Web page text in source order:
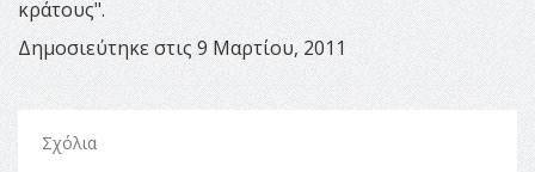
κράτους".
Δημοσιεύτηκε στις 9 Μαρτίου, 2011
Σχόλια